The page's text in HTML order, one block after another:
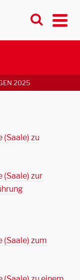
2025
zu
(Saale) zur
zum